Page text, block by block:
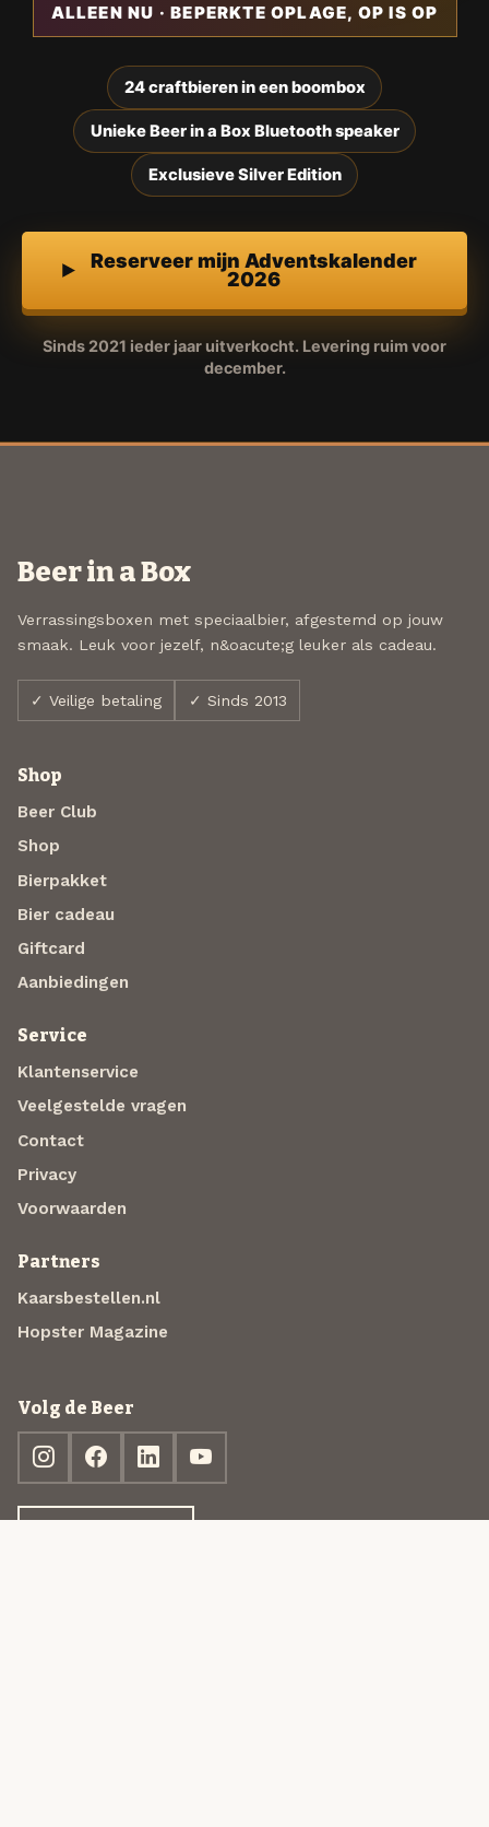
ALLEEN NU · BEPERKTE OPLAGE, OP IS OP
24 craftbieren in een boombox
Unieke Beer in a Box Bluetooth speaker
Exclusieve Silver Edition
Reserveer mijn Adventskalender
2026
Sinds 2021 ieder jaar uitverkocht. Levering ruim voor
december.
Beer in a Box
Verrassingsboxen met speciaalbier, afgestemd op jouw
smaak. Leuk voor jezelf, n&oacute;g leuker als cadeau.
✓ Veilige betaling ✓ Sinds 2013
Shop
Beer Club
Shop
Bierpakket
Bier cadeau
Giftcard
Aanbiedingen
Service
Klantenservice
Veelgestelde vragen
Contact
Privacy
Voorwaarden
Partners
Kaarsbestellen.nl
Hopster Magazine
Volg de Beer